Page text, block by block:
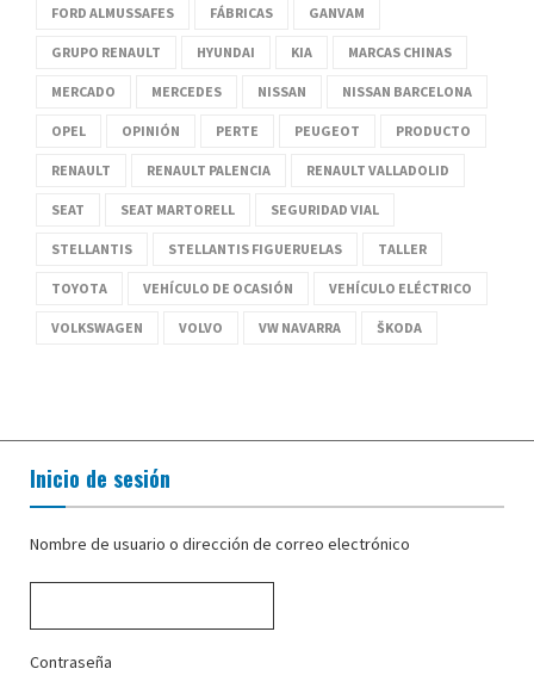
FORD ALMUSSAFES FÁBRICAS GANVAM
GRUPO RENAULT HYUNDAI KIA MARCAS CHINAS
MERCADO MERCEDES NISSAN NISSAN BARCELONA
OPEL OPINIÓN PERTE PEUGEOT PRODUCTO
RENAULT RENAULT PALENCIA RENAULT VALLADOLID
SEAT SEAT MARTORELL SEGURIDAD VIAL
STELLANTIS STELLANTIS FIGUERUELAS TALLER
TOYOTA VEHÍCULO DE OCASIÓN VEHÍCULO ELÉCTRICO
VOLKSWAGEN VOLVO VW NAVARRA ŠKODA
Inicio de sesión
Nombre de usuario o dirección de correo electrónico
Contraseña